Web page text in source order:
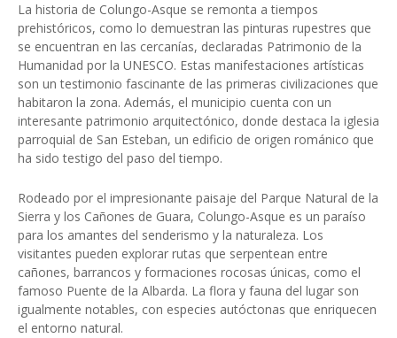
La historia de Colungo-Asque se remonta a tiempos
prehistóricos, como lo demuestran las pinturas rupestres que
se encuentran en las cercanías, declaradas Patrimonio de la
Humanidad por la UNESCO. Estas manifestaciones artísticas
son un testimonio fascinante de las primeras civilizaciones que
habitaron la zona. Además, el municipio cuenta con un
interesante patrimonio arquitectónico, donde destaca la iglesia
parroquial de San Esteban, un edificio de origen románico que
ha sido testigo del paso del tiempo.
Rodeado por el impresionante paisaje del Parque Natural de la
Sierra y los Cañones de Guara, Colungo-Asque es un paraíso
para los amantes del senderismo y la naturaleza. Los
visitantes pueden explorar rutas que serpentean entre
cañones, barrancos y formaciones rocosas únicas, como el
famoso Puente de la Albarda. La flora y fauna del lugar son
igualmente notables, con especies autóctonas que enriquecen
el entorno natural.